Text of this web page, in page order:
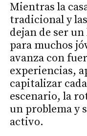
Mientras la
tradicional y
dejan de ser
para muchos
avanza con
experiencias,
capitalizar
escenario, la
un problema y
activo.